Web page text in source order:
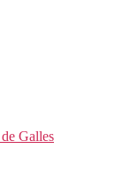
Galles